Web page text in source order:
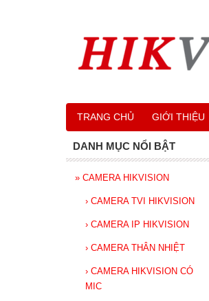
DANH MỤC NỔI BẬT
» CAMERA HIKVISION
› CAMERA TVI HIKVISION
› CAMERA IP HIKVISION
› CAMERA THÂN NHIỆT
› CAMERA HIKVISION CÓ
MIC
TRANG CHỦ GIỚI THIỆU